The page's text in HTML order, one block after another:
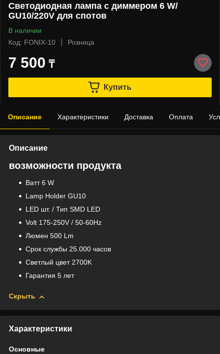
Светодиодная лампа с диммером 6 W/
GU10/220V для спотов
В наличии
Код: FONIX-10
Розница
7 500 ₸
Купить
Описание Характеристики Доставка Оплата
Описание
возможности продукта
Bатт 6 W
Lamp Holder GU10
LED шт. / Тип SMD LED
Volt 175-250V / 50-60Hz
Люмен 500 Lm
Срок службы 25.000 часов
Светлый цвет 2700K
Гарантия 5 лет
Скрыть
Характеристики
Основные